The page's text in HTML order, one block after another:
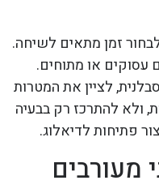
זמן מתאים לשיחה.
או מתוחים.
לציין את המטרות
ולא להתרכז רק בבעיה
פתיחות לדיאלוג.
מעורבים